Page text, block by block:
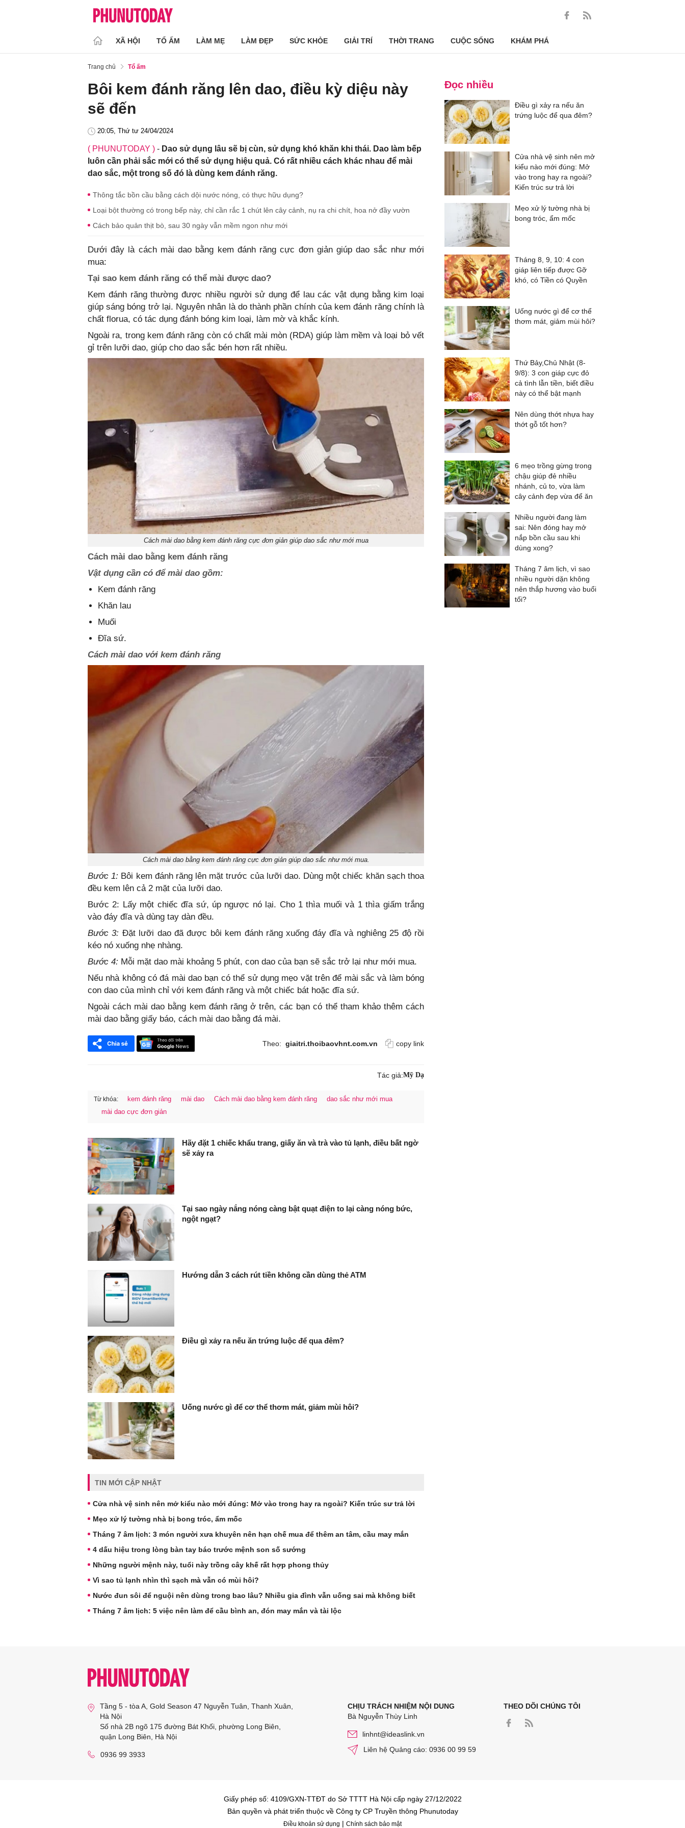
XÃ HỘI TỔ ẤM LÀM MẸ LÀM ĐẸP SỨC KHỎE GIẢI TRÍ THỜI TRANG CUỘC SỐNG KHÁM PHÁ
Trang chủ Tổ ấm
Bôi kem đánh răng lên dao, điều kỳ diệu này
sẽ đến
20:05, Thứ tư 24/04/2024
( PHUNUTODAY ) - Dao sử dụng lâu sẽ bị cùn, sử dụng khó khăn khi thái. Dao làm bếp
luôn cần phải sắc mới có thể sử dụng hiệu quả. Có rất nhiều cách khác nhau để mài
dao sắc, một trong số đó là dùng kem đánh răng.
Thông tắc bồn cầu bằng cách dội nước nóng, có thực hữu dụng?
Loại bột thường có trong bếp này, chỉ cần rắc 1 chút lên cây cảnh, nụ ra chi chít, hoa nở đầy vườn
Cách bảo quản thịt bò, sau 30 ngày vẫn mềm ngon như mới
Dưới đây là cách mài dao bằng kem đánh răng cực đơn giản giúp dao sắc như mới
mua:
Tại sao kem đánh răng có thể mài được dao?
Kem đánh răng thường được nhiều người sử dụng để lau các vật dụng bằng kim loại
giúp sáng bóng trở lại. Nguyên nhân là do thành phần chính của kem đánh răng chính là
chất florua, có tác dụng đánh bóng kim loại, làm mờ và khắc kính.
Ngoài ra, trong kem đánh răng còn có chất mài mòn (RDA) giúp làm mềm và loại bỏ vết
gỉ trên lưỡi dao, giúp cho dao sắc bén hơn rất nhiều.
Cách mài dao bằng kem đánh răng cực đơn giản giúp dao sắc như mới mua
Cách mài dao bằng kem đánh răng
Vật dụng cần có để mài dao gồm:
Kem đánh răng
Khăn lau
Muối
Đĩa sứ.
Cách mài dao với kem đánh răng
Cách mài dao bằng kem đánh răng cực đơn giản giúp dao sắc như mới mua.
Bước 1: Bôi kem đánh răng lên mặt trước của lưỡi dao. Dùng một chiếc khăn sạch thoa
đều kem lên cả 2 mặt của lưỡi dao.
Bước 2: Lấy một chiếc đĩa sứ, úp ngược nó lại. Cho 1 thìa muối và 1 thìa giấm trắng
vào đáy đĩa và dùng tay dàn đều.
Bước 3: Đặt lưỡi dao đã được bôi kem đánh răng xuống đáy đĩa và nghiêng 25 độ rồi
kéo nó xuống nhẹ nhàng.
Bước 4: Mỗi mặt dao mài khoảng 5 phút, con dao của bạn sẽ sắc trở lại như mới mua.
Nếu nhà không có đá mài dao bạn có thể sử dụng mẹo vặt trên để mài sắc và làm bóng
con dao của mình chỉ với kem đánh răng và một chiếc bát hoặc đĩa sứ.
Ngoài cách mài dao bằng kem đánh răng ở trên, các bạn có thể tham khảo thêm cách
mài dao bằng giấy báo, cách mài dao bằng đá mài.
FaceBook
Theo: giaitri.thoibaovhnt.com.vn copy link
Tác giả:Mỹ Dạ
Từ khóa: kem đánh răng mài dao Cách mài dao bằng kem đánh răng
dao sắc như mới mua
mài dao cực đơn giản
Hãy đặt 1 chiếc khẩu trang, giấy ăn và trà vào tủ lạnh, điều bất ngờ
sẽ xảy ra
Tại sao ngày nắng nóng càng bật quạt điện to lại càng nóng bức,
ngột ngạt?
Hướng dẫn 3 cách rút tiền không cần dùng thẻ ATM
Điều gì xảy ra nếu ăn trứng luộc để qua đêm?
Uống nước gì để cơ thể thơm mát, giảm mùi hôi?
TIN MỚI CẬP NHẬT
Cửa nhà vệ sinh nên mở kiểu nào mới đúng: Mở vào trong hay ra ngoài? Kiến trúc sư trả lời
Mẹo xử lý tường nhà bị bong tróc, ẩm mốc
Tháng 7 âm lịch: 3 món người xưa khuyên nên hạn chế mua để thêm an tâm, cầu may mắn
4 dấu hiệu trong lòng bàn tay báo trước mệnh son số sướng
Những người mệnh này, tuổi này trồng cây khế rất hợp phong thủy
Vì sao tủ lạnh nhìn thì sạch mà vẫn có mùi hôi?
Nước đun sôi để nguội nên dùng trong bao lâu? Nhiều gia đình vẫn uống sai mà không biết
Tháng 7 âm lịch: 5 việc nên làm để cầu bình an, đón may mắn và tài lộc
Đọc nhiều
Điều gì xảy ra nếu ăn
trứng luộc để qua đêm?
Cửa nhà vệ sinh nên mở
kiểu nào mới đúng: Mở
vào trong hay ra ngoài?
Kiến trúc sư trả lời
Mẹo xử lý tường nhà bị
bong tróc, ẩm mốc
Tháng 8, 9, 10: 4 con
giáp liên tiếp được Gỡ
khó, có Tiền có Quyền
Uống nước gì để cơ thể
thơm mát, giảm mùi hôi?
Thứ Bảy,Chủ Nhật (8-
9/8): 3 con giáp cực đỏ
cả tình lẫn tiền, biết điều
này có thể bật mạnh
Nên dùng thớt nhựa hay
thớt gỗ tốt hơn?
6 mẹo trồng gừng trong
chậu giúp đẻ nhiều
nhánh, củ to, vừa làm
cây cảnh đẹp vừa để ăn
Nhiều người đang làm
sai: Nên đóng hay mở
nắp bồn cầu sau khi
dùng xong?
Tháng 7 âm lịch, vì sao
nhiều người dặn không
nên thắp hương vào buổi
tối?
Tầng 5 - tòa A, Gold Season 47 Nguyễn Tuân, Thanh Xuân,
Hà Nội
Số nhà 2B ngõ 175 đường Bát Khối, phường Long Biên,
quận Long Biên, Hà Nội
0936 99 3933
CHỊU TRÁCH NHIỆM NỘI DUNG
Bà Nguyễn Thùy Linh
linhnt@ideaslink.vn
Liên hệ Quảng cáo: 0936 00 99 59
THEO DÕI CHÚNG TÔI
Giấy phép số: 4109/GXN-TTĐT do Sở TTTT Hà Nội cấp ngày 27/12/2022
Bản quyền và phát triển thuộc về Công ty CP Truyền thông Phunutoday
Điều khoản sử dụng | Chính sách bảo mật